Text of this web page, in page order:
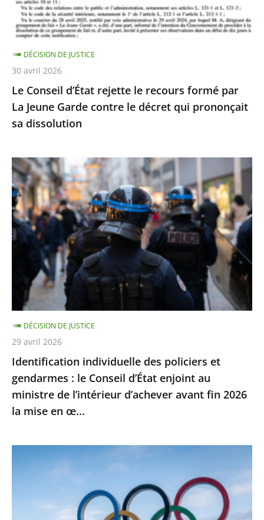
par
La
Jeune
Garde
contre
le
décret
qui
sa
dissolution
Le Conseil d’État rejette le recours formé par
La Jeune Garde contre le décret qui prononçait
sa dissolution
DÉCISION DE JUSTICE
30 avril 2026
Identification
individuelle
des
policiers
et
gendarmes
Conseil
d’État
enjoint
au
ministre
de
l’intérieur
d’achever
fin
Identification individuelle des policiers et
gendarmes : le Conseil d’État enjoint au
ministre de l’intérieur d’achever avant fin 2026
la mise en œ...
DÉCISION DE JUSTICE
29 avril 2026
Olympiques
Paralympiques